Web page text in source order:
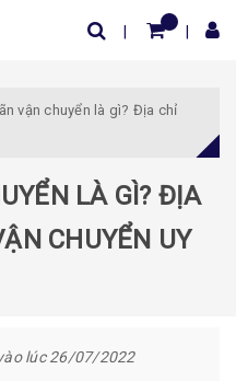
vận chuyển là gì? Địa chỉ
LÀ GÌ? ĐỊA
CHUYỂN UY
lúc 26/07/2022